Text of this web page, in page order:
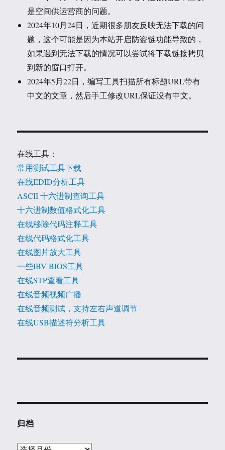
是空间供运营商的问题。
2024年10月24日，近期很多朋友反映无法下载的问
题，这个可能是因为本站开启防盗链功能导致的，
如果遇到无法下载的情况可以尝试将下载链接拷贝
到新的窗口打开。
2024年5月22日，编写工具扫描所有标题URL带有
中文的文章，然后手工修改URL保证没有中文。
在线工具：
常用测试工具下载
在线EDID分析工具
ASCII 十六进制查询工具
十六进制数值格式化工具
在线移除代码注释工具
在线代码格式化工具
在线图片放大工具
一些IBV BIOS工具
在线STP查看工具
在线音频视频广播
在线音频测试，支持左右声道调节
在线USB描述符分析工具
归档